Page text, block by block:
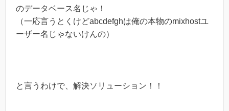
のデータベース名じゃ！
（一応言うとくけどabcdefghは俺の本物のmixhostユ
ーザー名じゃないけんの）
と言うわけで、解決ソリューション！！